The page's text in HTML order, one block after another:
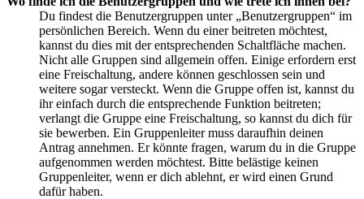
Du findest die Benutzergruppen unter „Benutzergruppen“ im
persönlichen Bereich. Wenn du einer beitreten möchtest,
kannst du dies mit der entsprechenden Schaltfläche machen.
Nicht alle Gruppen sind allgemein offen. Einige erfordern erst
eine Freischaltung, andere können geschlossen sein und
weitere sogar versteckt. Wenn die Gruppe offen ist, kannst du
ihr einfach durch die entsprechende Funktion beitreten;
verlangt die Gruppe eine Freischaltung, so kannst du dich für
sie bewerben. Ein Gruppenleiter muss daraufhin deinen
Antrag annehmen. Er könnte fragen, warum du in die Gruppe
aufgenommen werden möchtest. Bitte belästige keinen
Gruppenleiter, wenn er dich ablehnt, er wird einen Grund
dafür haben.